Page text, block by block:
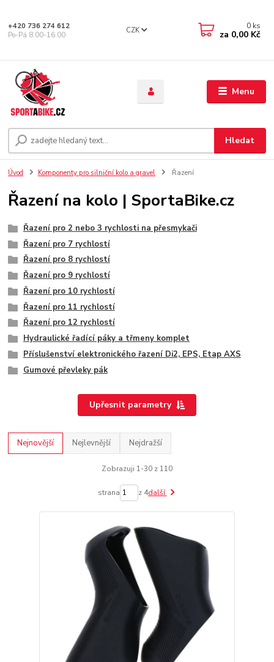
Menu
CZK
Hledat
+420 736 274 612
Po-Pá 8.00-16.00
0 ks
za 0,00 Kč
Úvod Komponenty pro silniční kolo a gravel Řazení
Řazení na kolo | SportaBike.cz
Řazení pro 2 nebo 3 rychlosti na přesmykači
Řazení pro 7 rychlostí
Řazení pro 8 rychlostí
Řazení pro 9 rychlostí
Řazení pro 10 rychlostí
Řazení pro 11 rychlostí
Řazení pro 12 rychlostí
Hydraulické řadící páky a třmeny komplet
Příslušenství elektronického řazení Di2, EPS, Etap AXS
Gumové převleky pák
Upřesnit parametry
Nejnovější Nejlevnější Nejdražší
Zobrazuji 1-30 z 110
strana z 4další